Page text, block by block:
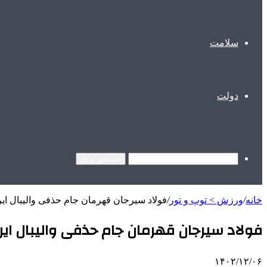
سلامت
دولت
خانه/ورزش > توپ و تور/فولاد سیرجان قهرمان جام حذفی والیبال
فولاد سیرجان قهرمان جام حذفی والیبال
۱۴۰۲/۱۲/۰۶